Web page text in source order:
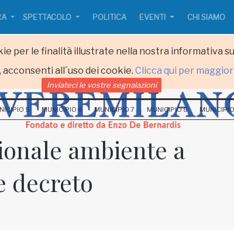
per le finalità illustrate nella nostra informativa
all´uso dei cookie. Clicca qui per
SPETTACOLO POLITICA EVENTI CHI SIAMO
Inviateci le vostre segnalazioni
5 MUNICIPIO 6 MUNICIPIO 7 MUNICIPIO 8
ambiente a
decreto